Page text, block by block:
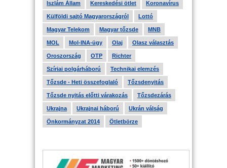
Iszlám Állam Kereskedési ötlet Koronavírus
Külföldi sajtó Magyarországról Lottó
Magyar Telekom Magyar tőzsde MNB
MOL Mol-INA-ügy Olaj Olasz választás
Oroszország OTP Richter
Szíriai polgárháború Technikai elemzés
Tőzsde - Heti összefoglaló Tőzsdenyitás
Tőzsde nyitás előtti várakozás Tőzsdezárás
Ukrajna Ukrajnai háború Ukrán válság
Önkormányzat 2014 Ötletbörze